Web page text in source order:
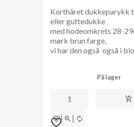
Korthåret dukkeparykk
eller guttedukke
med hodeomkrets 28-
mørk brun farge,
vi har den også også i
På lager
dukkeparykk
28-